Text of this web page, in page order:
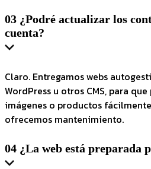
03 ¿Podré actualizar los
cuenta?
Claro. Entregamos webs
WordPress u otros CMS, para
imágenes o productos
ofrecemos mantenimiento.
04 ¿La web está preparada